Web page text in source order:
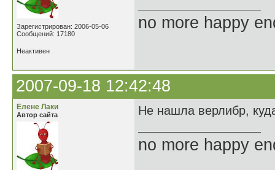
Зарегистрирован: 2006-05-06
Сообщений: 17180
no more happy
Неактивен
2007-09-18 12:42:48
Елене Лаки
Автор сайта Не нашла верлибр,
no more happy